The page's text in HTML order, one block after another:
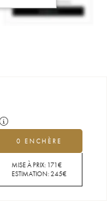
0 ENCHÈRE
MISE À PRIX: 171€
ESTIMATION:245€